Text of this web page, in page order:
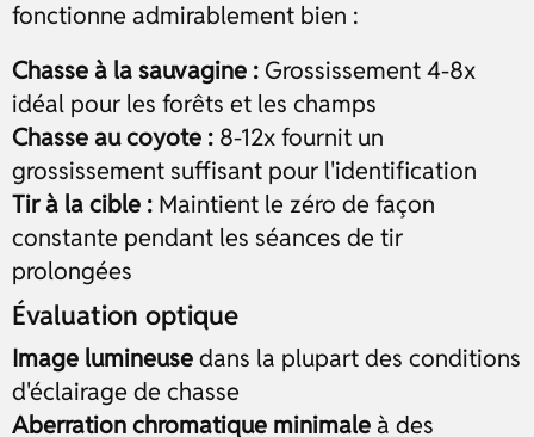
fonctionne admirablement bien :
Chasse à la sauvagine : Grossissement 4-8x
idéal pour les forêts et les champs
Chasse au coyote : 8-12x fournit un
grossissement suffisant pour l'identification
Tir à la cible : Maintient le zéro de façon
constante pendant les séances de tir
prolongées
Évaluation optique
Image lumineusedans la plupart des conditions
d'éclairage de chasse
Aberration chromatique minimale à des